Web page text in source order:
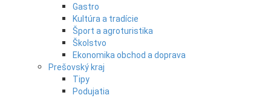
Gastro
Kultúra a tradície
Šport a agroturistika
Školstvo
Ekonomika obchod a doprava
Prešovský kraj
Tipy
Podujatia